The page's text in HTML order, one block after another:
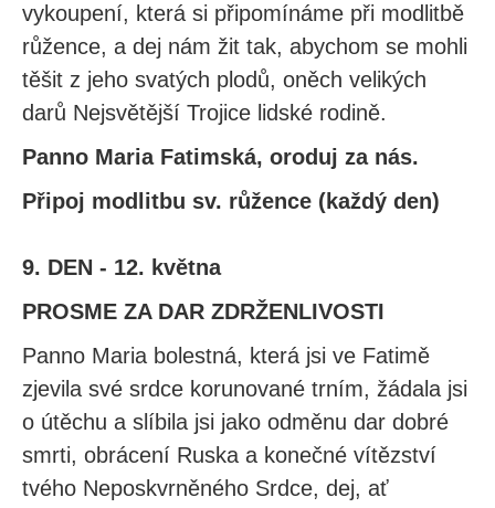
vykoupení, která si připomínáme při modlitbě
růžence, a dej nám žit tak, abychom se mohli
těšit z jeho svatých plodů, oněch velikých
darů Nejsvětější Trojice lidské rodině.
Panno Maria Fatimská, oroduj za nás.
Připoj modlitbu sv. růžence (každý den)
9. DEN - 12. května
PROSME ZA DAR ZDRŽENLIVOSTI
Panno Maria bolestná, která jsi ve Fatimě
zjevila své srdce korunované trním, žádala jsi
o útěchu a slíbila jsi jako odměnu dar dobré
smrti, obrácení Ruska a konečné vítězství
tvého Neposkvrněného Srdce, dej, ať